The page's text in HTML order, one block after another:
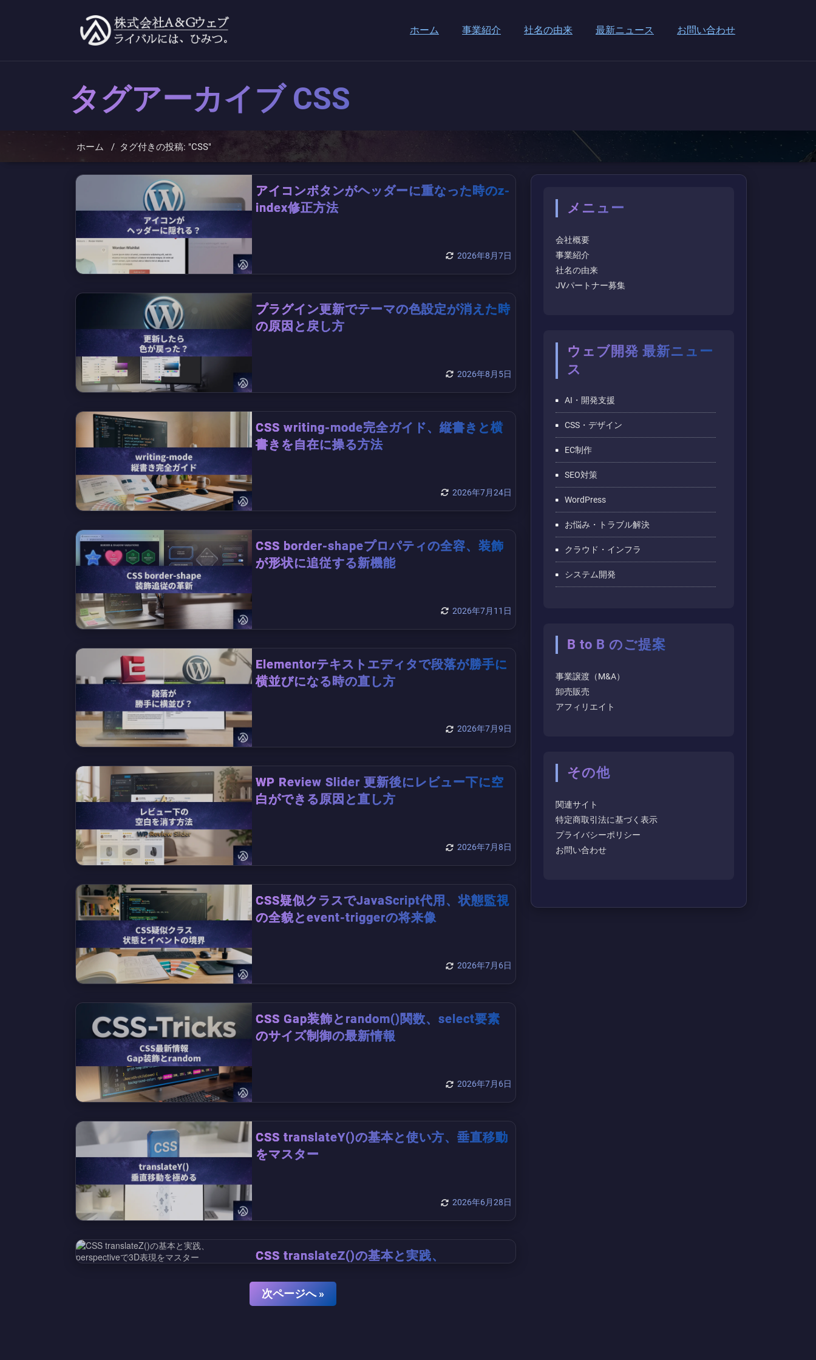
へ
ホーム 事業紹介 社名の由来 最新ニュース お問い合わせ
タグアーカイブ CSS
ホーム / タグ付きの投稿: "CSS"
2026年8月7日
アイコンボタンがヘッダーに重なった時のz-
index修正方法
2026年8月5日
プラグイン更新でテーマの色設定が消えた時
の原因と戻し方
2026年7月24日
CSS writing-mode完全ガイド、縦書きと横
書きを自在に操る方法
2026年7月11日
CSS border-shapeプロパティの全容、装飾
が形状に追従する新機能
2026年7月9日
Elementorテキストエディタで段落が勝手に
横並びになる時の直し方
2026年7月8日
WP Review Slider 更新後にレビュー下に空
白ができる原因と直し方
2026年7月6日
CSS疑似クラスでJavaScript代用、状態監視
の全貌とevent-triggerの将来像
2026年7月6日
CSS Gap装飾とrandom()関数、select要素
のサイズ制御の最新情報
2026年6月28日
CSS translateY()の基本と使い方、垂直移動
をマスター
CSS translateZ()の基本と実践、
次ページへ »
メニュー
会社概要
事業紹介
社名の由来
JVパートナー募集
ウェブ開発 最新ニュー
ス
AI・開発支援
CSS・デザイン
EC制作
SEO対策
WordPress
お悩み・トラブル解決
クラウド・インフラ
システム開発
B to B のご提案
事業譲渡（M&A）
卸売販売
アフィリエイト
その他
関連サイト
特定商取引法に基づく表示
プライバシーポリシー
お問い合わせ